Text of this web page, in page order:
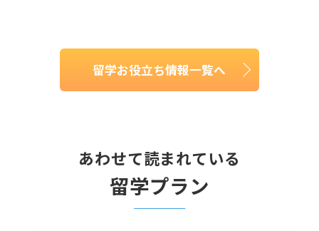
留学お役立ち情報一覧へ
あわせて読まれている
留学プラン